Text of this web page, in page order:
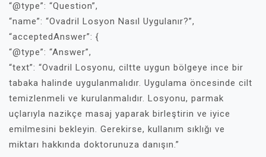
“@type”: “Question”,
“name”: “Ovadril Losyon Nasıl Uygulanır?”,
“acceptedAnswer”: {
“@type”: “Answer”,
“text”: “Ovadril Losyonu, ciltte uygun bölgeye ince bir
tabaka halinde uygulanmalıdır. Uygulama öncesinde cilt
temizlenmeli ve kurulanmalıdır. Losyonu, parmak
uçlarıyla nazikçe masaj yaparak birleştirin ve iyice
emilmesini bekleyin. Gerekirse, kullanım sıklığı ve
miktarı hakkında doktorunuza danışın.”